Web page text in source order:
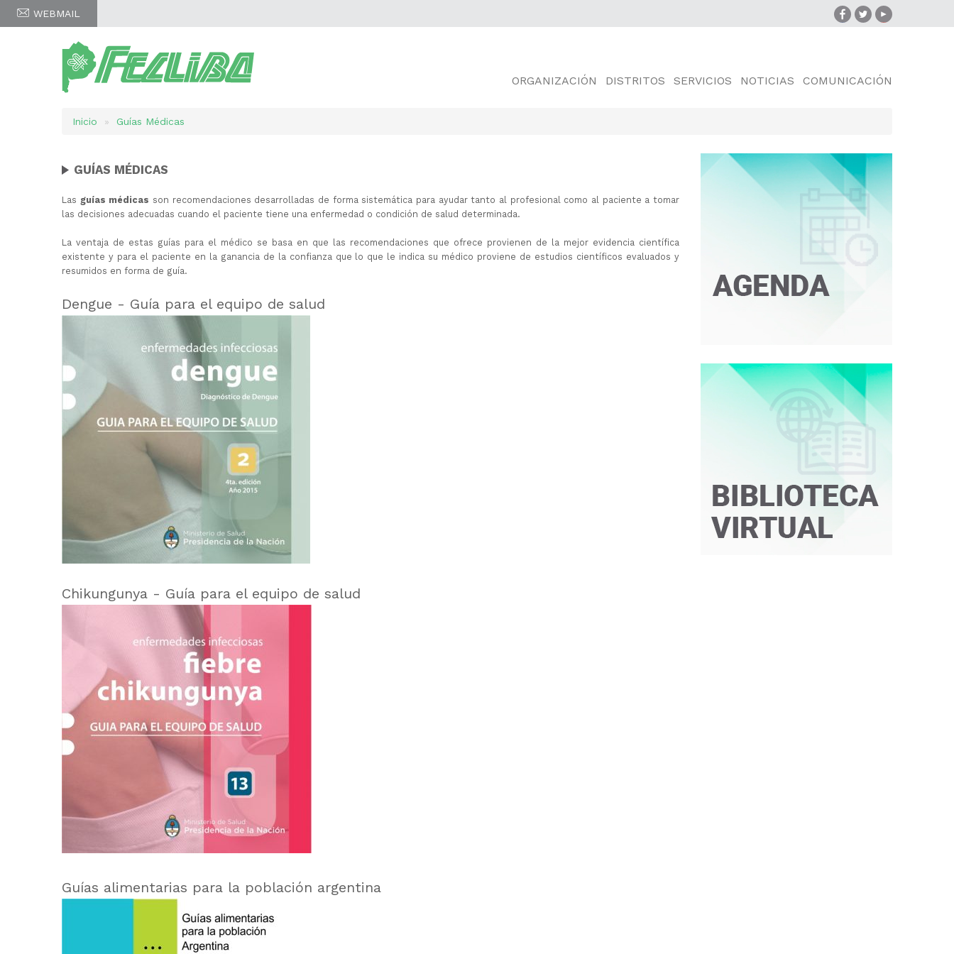
WEBMAIL
ORGANIZACIÓN DISTRITOS SERVICIOS NOTICIAS COMUNICACIÓN
Sobrescribir
enlaces
ayuda
a
la
navegación
Inicio Guías Médicas
GUÍAS MÉDICAS
Las guías médicas son recomendaciones desarrolladas de forma sistemática para ayudar tanto al profesional como al paciente a tomar
las decisiones adecuadas cuando el paciente tiene una enfermedad o condición de salud determinada.
La ventaja de estas guías para el médico se basa en que las recomendaciones que ofrece provienen de la mejor evidencia científica
existente y para el paciente en la ganancia de la confianza que lo que le indica su médico proviene de estudios científicos evaluados y
resumidos en forma de guía.
Dengue - Guía para el equipo de salud
Chikungunya - Guía para el equipo de salud
Guías alimentarias para la población argentina